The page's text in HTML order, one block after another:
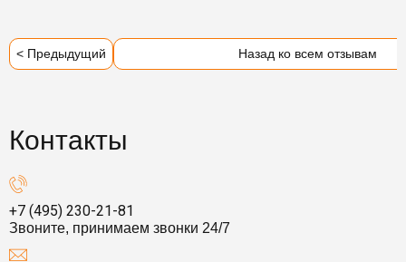
< Предыдущий Назад ко всем отзывам
Контакты
+7 (495) 230-21-81
Звоните, принимаем звонки 24/7